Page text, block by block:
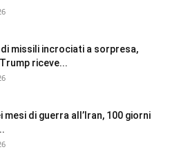
di missili incrociati a sorpresa,
riceve...
mesi di guerra all’Iran, 100 giorni